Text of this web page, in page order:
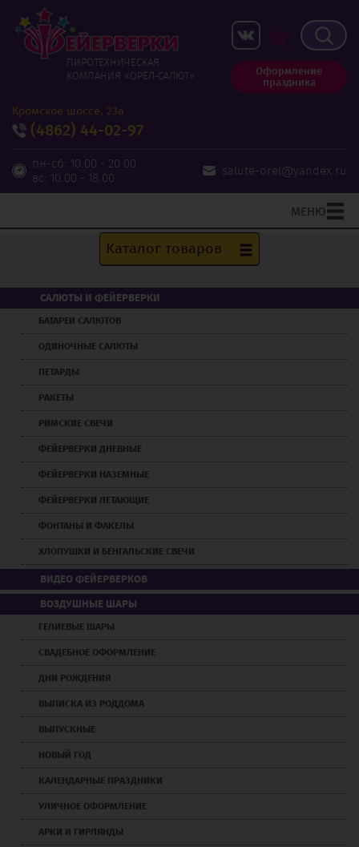
ПИРОТЕХНИЧЕСКАЯ
КОМПАНИЯ «ОРЕЛ‑САЛЮТ»
salute-orel@yandex.ru
пн-сб: 10.00 - 20.00
вс: 10.00 - 18.00
Кромское шоссе, 23а
(4862) 44-02-97
Оформление
праздника
МЕНЮ
Каталог товаров
САЛЮТЫ И ФЕЙЕРВЕРКИ
БАТАРЕИ САЛЮТОВ
ОДИНОЧНЫЕ САЛЮТЫ
ПЕТАРДЫ
РАКЕТЫ
РИМСКИЕ СВЕЧИ
ФЕЙЕРВЕРКИ ДНЕВНЫЕ
ФЕЙЕРВЕРКИ НАЗЕМНЫЕ
ФЕЙЕРВЕРКИ ЛЕТАЮЩИЕ
ФОНТАНЫ И ФАКЕЛЫ
ХЛОПУШКИ И БЕНГАЛЬСКИЕ СВЕЧИ
ВИДЕО ФЕЙЕРВЕРКОВ
ВОЗДУШНЫЕ ШАРЫ
ГЕЛИЕВЫЕ ШАРЫ
СВАДЕБНОЕ ОФОРМЛЕНИЕ
ДНИ РОЖДЕНИЯ
ВЫПИСКА ИЗ РОДДОМА
ВЫПУСКНЫЕ
НОВЫЙ ГОД
КАЛЕНДАРНЫЕ ПРАЗДНИКИ
УЛИЧНОЕ ОФОРМЛЕНИЕ
АРКИ И ГИРЛЯНДЫ